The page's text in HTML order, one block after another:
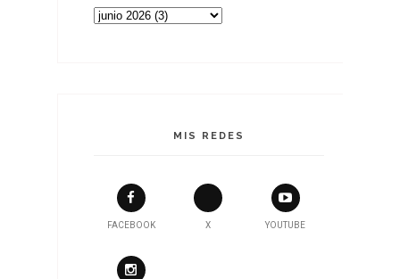
MIS REDES
FACEBOOK X YOUTUBE